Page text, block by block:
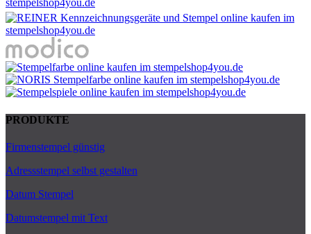
PRODUKTE
Firmenstempel günstig
Adressstempel selbst gestalten
Datum Stempel
Datumstempel mit Text